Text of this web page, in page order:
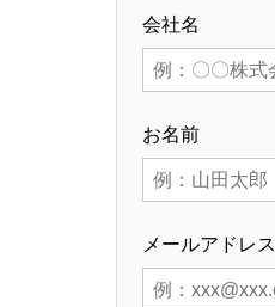
会社名
お名前
メールアドレス